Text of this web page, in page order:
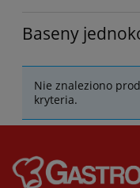
Baseny
Nie znaleziono
kryteria.